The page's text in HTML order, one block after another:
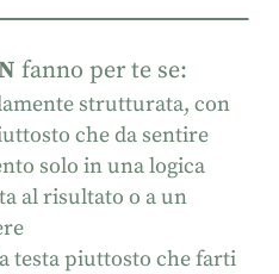
fanno per te se:
strutturata, con
che da sentire
solo in una logica
al risultato o a un
testa piuttosto che farti